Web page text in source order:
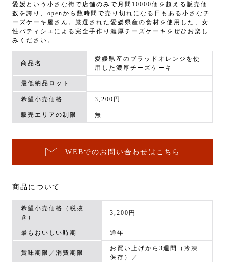
愛媛という小さな街で店舗のみで月間10000個を超える販売個
数を誇り、openから数時間で売り切れになる日もある小さなチ
ーズケーキ屋さん。厳選された愛媛県産の食材を使用した、女
性パティシエによる完全手作り濃厚チーズケーキをぜひお楽し
みください。
商品名
愛媛県産のブラッドオレンジを使
用した濃厚チーズケーキ
最低納品ロット -
希望小売価格 3,200円
販売エリアの制限 無
WEBでのお問い合わせはこちら
商品について
希望小売価格（税抜
き）
3,200円
最もおいしい時期 通年
賞味期限／消費期限
お買い上げから3週間（冷凍
保存）／-